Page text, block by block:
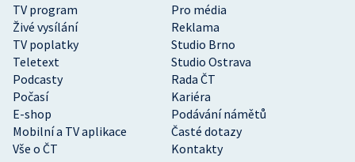
TV program
Pro média
Živé vysílání
Reklama
TV poplatky
Studio Brno
Teletext
Studio Ostrava
Podcasty
Rada ČT
Počasí
Kariéra
E-shop
Podávání námětů
Mobilní a TV aplikace
Časté dotazy
Vše o ČT
Kontakty